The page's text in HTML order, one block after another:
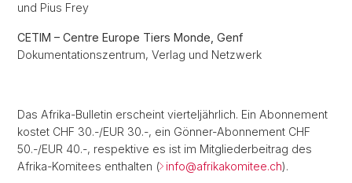
und Pius Frey
CETIM – Centre Europe Tiers Monde, Genf
Dokumentationszentrum, Verlag und Netzwerk
Das Afrika-Bulletin erscheint vierteljährlich. Ein Abonnement
kostet CHF 30.-/EUR 30.-, ein Gönner-Abonnement CHF
50.-/EUR 40.-, respektive es ist im Mitgliederbeitrag des
Afrika-Komitees enthalten ( info@afrikakomitee.ch).